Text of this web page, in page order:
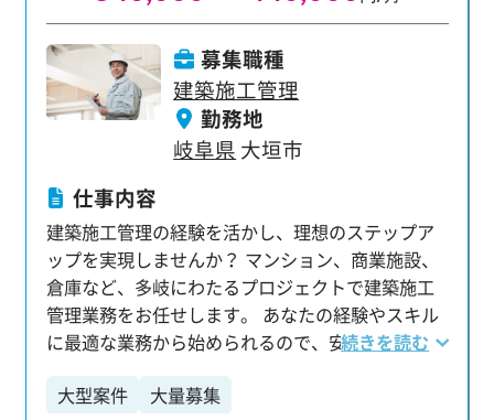
募集職種
建築施工管理
勤務地
岐阜県 大垣市
仕事内容
建築施工管理の経験を活かし、理想のステップア
ップを実現しませんか？ マンション、商業施設、
倉庫など、多岐にわたるプロジェクトで建築施工
管理業務をお任せします。 あなたの経験やスキル
に最適な業務から始められるので、安心して活躍
いただけます。 【主な業務内容】 ・工程・安全・
品質・原価の各種管理を含む現場全体のマネジメ
続きを読む
大型案件 大量募集